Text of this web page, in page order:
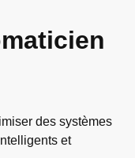
des systèmes
et